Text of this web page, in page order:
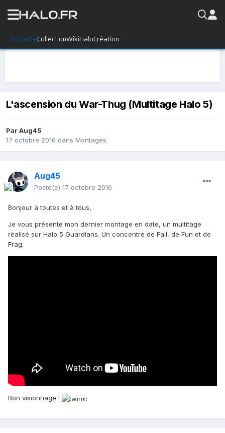
ActualitéCollectionWikiHaloCréation
L'ascension du War-Thug (Multitage Halo 5)
ParAug45
17 octobre 2016 dans Montages
Aug45
Posté(e) 17 octobre 2016
Bonjour à toutes et à tous,
Je vous présente mon dernier montage en date, un multitage
réalisé sur Halo 5 Guardians. Un concentré de Fail, de Fun et de
Frag.
Bon visionnage !